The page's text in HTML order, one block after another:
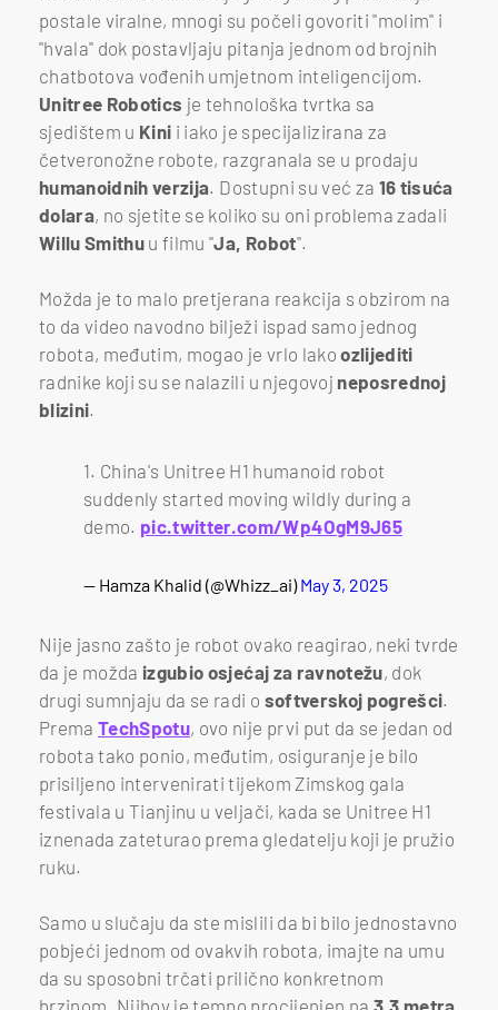
postale viralne, mnogi su počeli govoriti "molim" i
"hvala" dok postavljaju pitanja jednom od brojnih
chatbotova vođenih umjetnom inteligencijom.
Unitree Robotics je tehnološka tvrtka sa
sjedištem u Kini i iako je specijalizirana za
četveronožne robote, razgranala se u prodaju
humanoidnihverzija. Dostupni su već za 16 tisuća
dolara, no sjetite se koliko su oni problema zadali
Willu Smithu u filmu "Ja, Robot".
Možda je to malo pretjerana reakcija s obzirom na
to da video navodno bilježi ispad samo jednog
robota, međutim, mogao je vrlo lakoozlijediti
radnike koji su se nalazili u njegovoj neposrednoj
blizini.
1. China's Unitree H1 humanoid robot
suddenly started moving wildly during a
demo. pic.twitter.com/Wp4OgM9J65
— Hamza Khalid (@Whizz_ai)May 3, 2025
Nije jasno zašto je robot ovako reagirao, neki tvrde
da je možda izgubio osjećaj za ravnotežu, dok
drugi sumnjaju da se radi o softverskoj pogrešci.
PremaTechSpotu, ovo nije prvi put da se jedan od
robota tako ponio, međutim, osiguranje je bilo
prisiljeno intervenirati tijekom Zimskog gala
festivala u Tianjinu u veljači, kada se Unitree H1
iznenada zateturao prema gledatelju koji je pružio
ruku.
Samo u slučaju da ste mislili da bi bilo jednostavno
pobjeći jednom od ovakvih robota, imajte na umu
da su sposobni trčati prilično konkretnom
brzinom. Njihov je tempo procijenjen na 3.3 metra